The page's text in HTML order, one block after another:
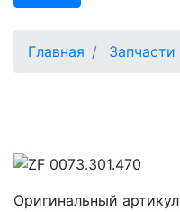
Главная Запчасти
Оригинальный артикул